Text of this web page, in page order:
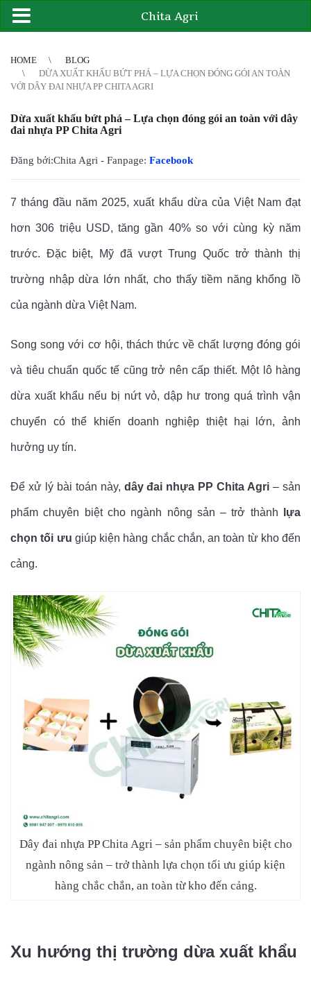
HOME
BLOG
DỪA XUẤT KHẨU BỨT PHÁ – LỰA CHỌN ĐÓNG GÓI AN TOÀN
VỚI DÂY ĐAI NHỰA PP CHITA AGRI
Dừa xuất khẩu bứt phá – Lựa chọn đóng gói an toàn với dây
đai nhựa PP Chita Agri
Đăng bởi:Chita Agri - Fanpage: Facebook
7 tháng đầu năm 2025, xuất khẩu dừa của Việt Nam đạt
hơn 306 triệu USD, tăng gần 40% so với cùng kỳ năm
trước. Đặc biệt, Mỹ đã vượt Trung Quốc trở thành thị
trường nhập dừa lớn nhất, cho thấy tiềm năng khổng lồ
của ngành dừa Việt Nam.
Song song với cơ hội, thách thức về chất lượng đóng gói
và tiêu chuẩn quốc tế cũng trở nên cấp thiết. Một lô hàng
dừa xuất khẩu nếu bị nứt vỏ, dập hư trong quá trình vận
chuyển có thể khiến doanh nghiệp thiệt hại lớn, ảnh
hưởng uy tín.
Để xử lý bài toán này, dây đai nhựa PP Chita Agri – sản
phẩm chuyên biệt cho ngành nông sản – trở thành lựa
chọn tối ưu giúp kiện hàng chắc chắn, an toàn từ kho đến
cảng.
Dây đai nhựa PP Chita Agri – sản phẩm chuyên biệt cho
ngành nông sản – trở thành lựa chọn tối ưu giúp kiện
hàng chắc chắn, an toàn từ kho đến cảng.
Xu hướng thị trường dừa xuất khẩu
Chita Agri